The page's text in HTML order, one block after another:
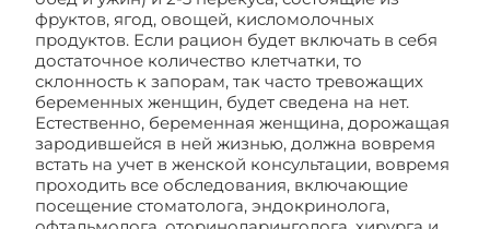
фруктов, ягод, овощей, кисломолочных
продуктов. Если рацион будет включать в себя
достаточное количество клетчатки, то
склонность к запорам, так часто тревожащих
беременных женщин, будет сведена на нет.
Естественно, беременная женщина, дорожащая
зародившейся в ней жизнью, должна вовремя
встать на учет в женской консультации, вовремя
проходить все обследования, включающие
посещение стоматолога, эндокринолога,